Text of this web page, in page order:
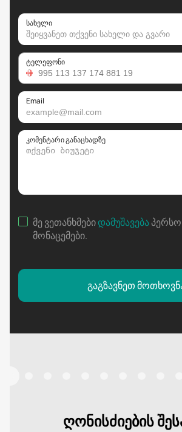
სახელი
ტელეფონი
Email
კომენტარი განაცხადზე
მე ვეთანხმებიდამუშავება
მონაცემები.
გაგზავნეთ
ღონისძიების